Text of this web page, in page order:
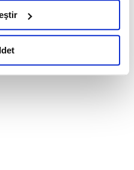
kapsamında
ile ilgili daha
tıklayınız.